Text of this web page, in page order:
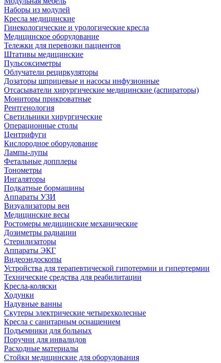
Наборы из модулей
Кресла медицинские
Гинекологические и урологические кресла
Медицинское оборудование
Тележки для перевозки пациентов
Штативы медицинские
Пульсоксиметры
Облучатели рециркуляторы
Дозаторы шприцевые и насосы инфузионные
Отсасыватели хирургические медицинские (аспираторы)
Мониторы прикроватные
Рентгенология
Светильники хирургические
Операционные столы
Центрифуги
Кислородное оборудование
Лампы-лупы
Фетальные допплеры
Тонометры
Ингаляторы
Подкатные бормашины
Аппараты УЗИ
Визуализаторы вен
Медицинские весы
Ростомеры медицинские механические
Дозиметры радиации
Стерилизаторы
Аппараты ЭКГ
Видеоэндоскопы
Устройства для терапевтической гипотермии и гипертермии
Технические средства для реабилитации
Кресла-коляски
Ходунки
Надувные ванны
Скутеры электрические четырехколесные
Кресла с санитарным оснащением
Подъемники для больных
Поручни для инвалидов
Расходные материалы
Стойки медицинские для оборудования